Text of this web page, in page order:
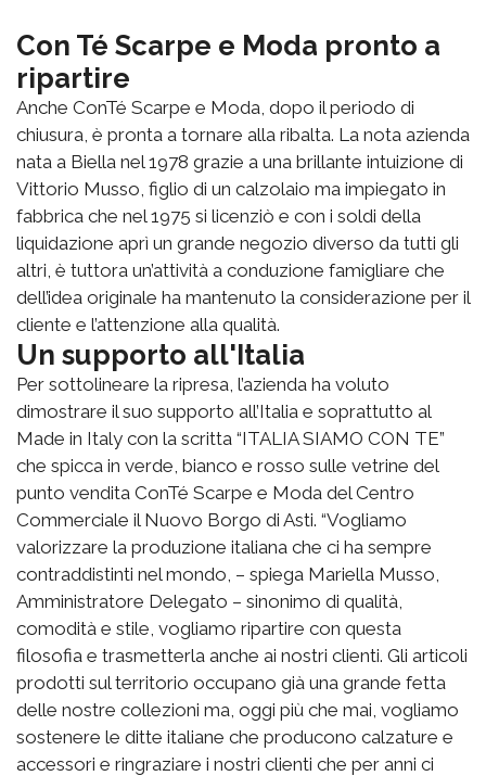
Con Té Scarpe e Moda pronto a
ripartire
Anche ConTé Scarpe e Moda, dopo il periodo di
chiusura, è pronta a tornare alla ribalta. La nota azienda
nata a Biella nel 1978 grazie a una brillante intuizione di
Vittorio Musso, figlio di un calzolaio ma impiegato in
fabbrica che nel 1975 si licenziò e con i soldi della
liquidazione aprì un grande negozio diverso da tutti gli
altri, è tuttora un’attività a conduzione famigliare che
dell’idea originale ha mantenuto la considerazione per il
cliente e l’attenzione alla qualità.
Un supporto all'Italia
Per sottolineare la ripresa, l’azienda ha voluto
dimostrare il suo supporto all’Italia e soprattutto al
Made in Italy con la scritta “ITALIA SIAMO CON TE”
che spicca in verde, bianco e rosso sulle vetrine del
punto vendita ConTé Scarpe e Moda del Centro
Commerciale il Nuovo Borgo di Asti. “Vogliamo
valorizzare la produzione italiana che ci ha sempre
contraddistinti nel mondo, – spiega Mariella Musso,
Amministratore Delegato – sinonimo di qualità,
comodità e stile, vogliamo ripartire con questa
filosofia e trasmetterla anche ai nostri clienti. Gli articoli
prodotti sul territorio occupano già una grande fetta
delle nostre collezioni ma, oggi più che mai, vogliamo
sostenere le ditte italiane che producono calzature e
accessori e ringraziare i nostri clienti che per anni ci